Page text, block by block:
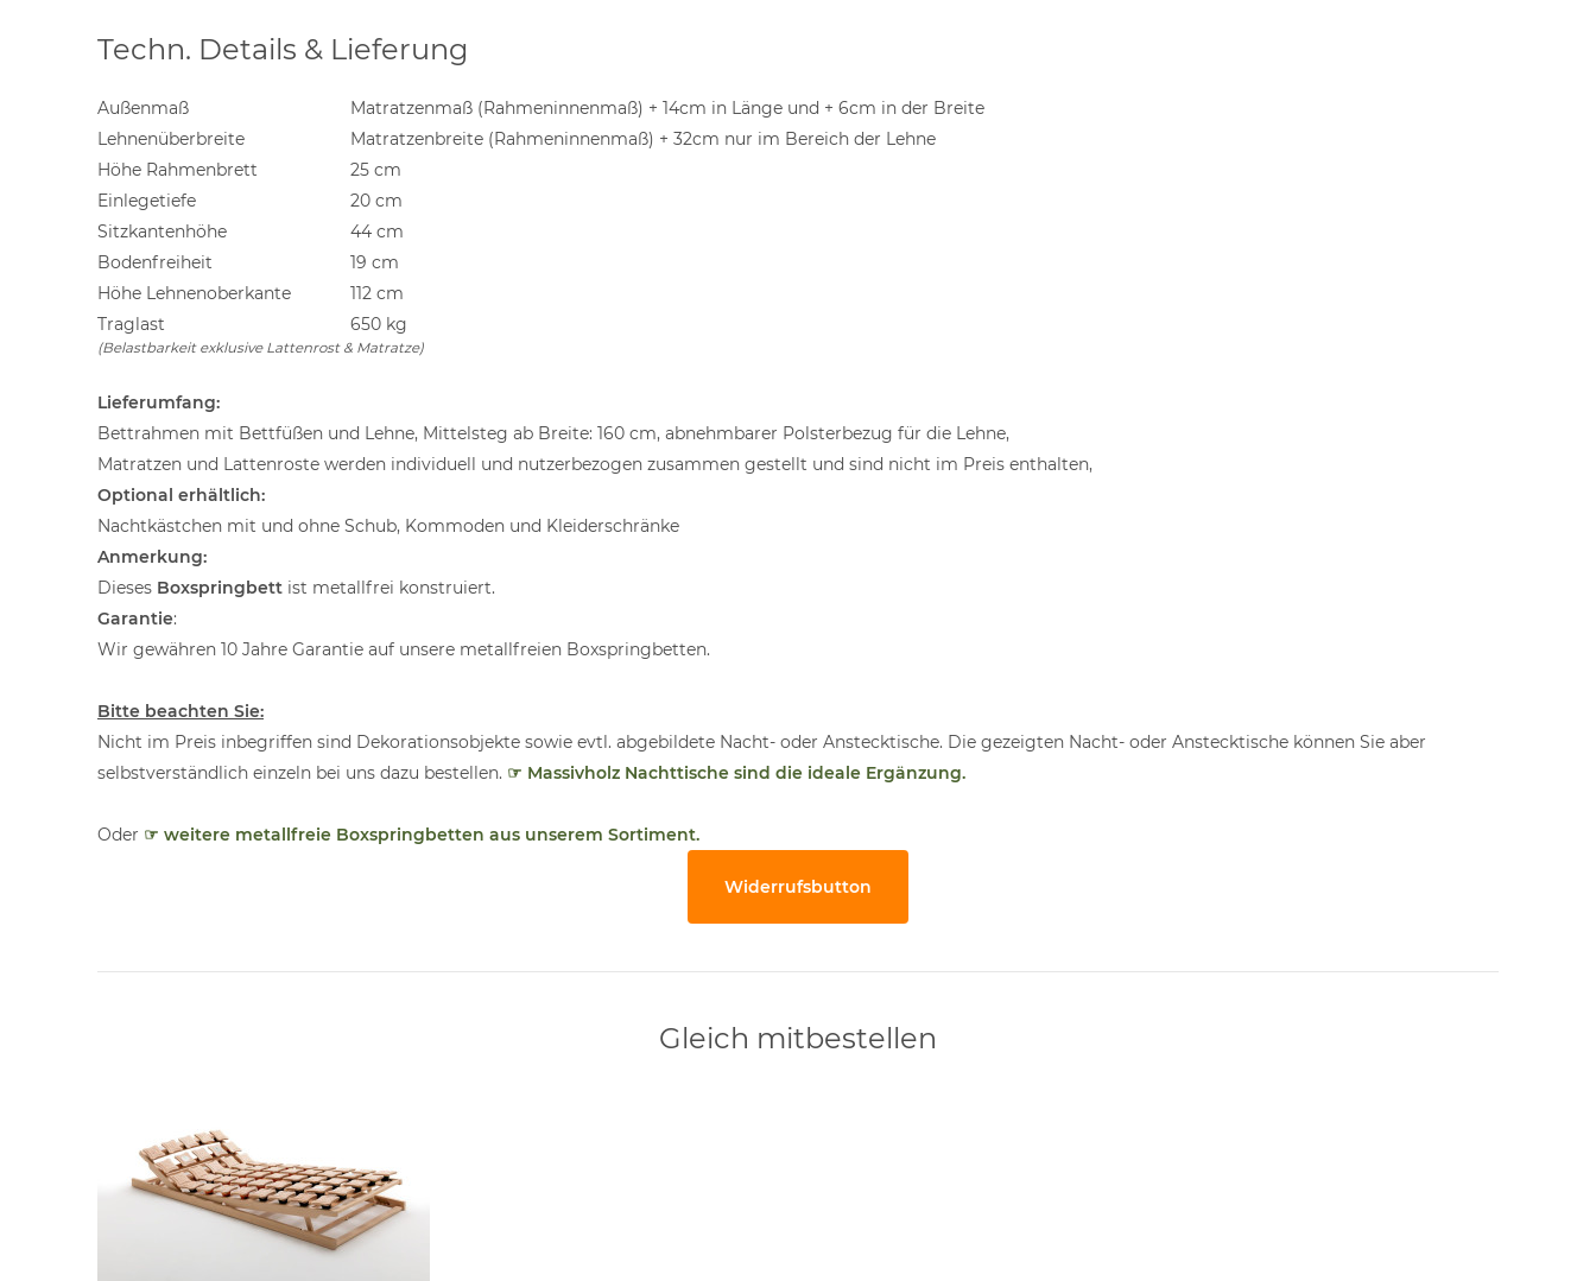
Techn. Details & Lieferung
Außenmaß
Matratzenmaß (Rahmeninnenmaß) + 14cm in Länge und + 6cm in der Breite
Lehnenüberbreite
Matratzenbreite (Rahmeninnenmaß) + 32cm nur im Bereich der Lehne
Höhe Rahmenbrett
25 cm
Einlegetiefe
20 cm
Sitzkantenhöhe
44 cm
Bodenfreiheit
19 cm
Höhe Lehnenoberkante
112 cm
Traglast
650 kg
(Belastbarkeit exklusive Lattenrost & Matratze)
Lieferumfang:
Bettrahmen mit Bettfüßen und Lehne, Mittelsteg ab Breite: 160 cm, abnehmbarer Polsterbezug für die Lehne,
Matratzen und Lattenroste werden individuell und nutzerbezogen zusammen gestellt und sind nicht im Preis enthalten,
Optional erhältlich:
Nachtkästchen mit und ohne Schub, Kommoden und Kleiderschränke
Anmerkung:
Dieses Boxspringbett ist metallfrei konstruiert.
Garantie:
Wir gewähren 10 Jahre Garantie auf unsere metallfreien Boxspringbetten.
Bitte beachten Sie:
Nicht im Preis inbegriffen sind Dekorationsobjekte sowie evtl. abgebildete Nacht- oder Anstecktische. Die gezeigten Nacht- oder Anstecktische können Sie aber
selbstverständlich einzeln bei uns dazu bestellen. ☞ Massivholz Nachttische sind die ideale Ergänzung.
Oder ☞ weitere metallfreie Boxspringbetten aus unserem Sortiment.
Widerrufsbutton
Gleich mitbestellen